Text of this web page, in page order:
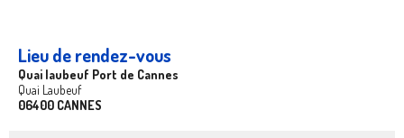
Lieu de rendez-vous
Quai laubeuf Port de Cannes
Quai Laubeuf
06400 CANNES